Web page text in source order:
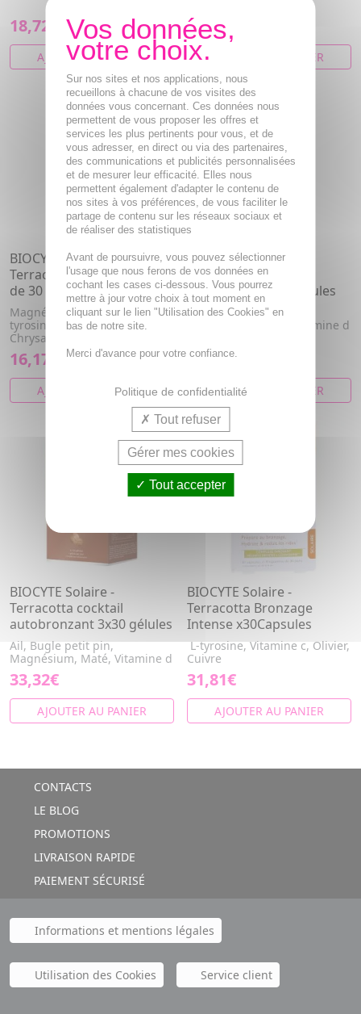
18,72€
AJOUTER AU PANIER
33,32€
AJOUTER AU PANIER
BIOCYTE Solaire -
Terracotta Bronzage boîte
de 30 comprimés
Magnésium, Tyrosine, L-
tyrosine, Olivier, Cuivre,
Chrysanthellum
16,17€
AJOUTER AU PANIER
BIOCYTE Solaire -
Terracotta cocktail
autobronzant 30 gélules
Ail, Bugle petit pin,
Magnésium, Maté, Vitamine d
16,17€
AJOUTER AU PANIER
BIOCYTE Solaire -
Terracotta cocktail
autobronzant 3x30 gélules
Ail, Bugle petit pin,
Magnésium, Maté, Vitamine d
33,32€
AJOUTER AU PANIER
BIOCYTE Solaire -
Terracotta Bronzage
Intense x30Capsules
L-tyrosine, Vitamine c, Olivier,
Cuivre
31,81€
AJOUTER AU PANIER
CONTACTS
LE BLOG
PROMOTIONS
LIVRAISON RAPIDE
PAIEMENT SÉCURISÉ
Informations et mentions légales
Utilisation des Cookies Service client
Sur nos sites et nos applications, nous
recueillons à chacune de vos visites des
données vous concernant. Ces données nous
permettent de vous proposer les offres et
services les plus pertinents pour vous, et de
vous adresser, en direct ou via des partenaires,
des communications et publicités personnalisées
et de mesurer leur efficacité. Elles nous
permettent également d'adapter le contenu de
nos sites à vos préférences, de vous faciliter le
partage de contenu sur les réseaux sociaux et
de réaliser des statistiques
Avant de poursuivre, vous pouvez sélectionner
l'usage que nous ferons de vos données en
cochant les cases ci-dessous. Vous pourrez
mettre à jour votre choix à tout moment en
cliquant sur le lien "Utilisation des Cookies" en
bas de notre site.
Merci d'avance pour votre confiance.
Politique de confidentialité
Tout refuser
Gérer mes cookies
Tout accepter